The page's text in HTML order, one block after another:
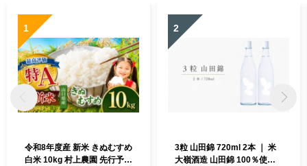
1
令和8年度産 新米 きぬむすめ
白米 10kg 村上農園 先行予約
2
3粒 山田錦 720ml 2本 ｜ 米
大嶺酒造 山田錦 100％使用